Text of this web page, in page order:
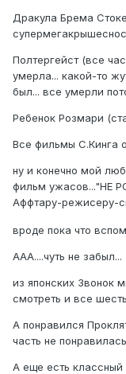
Дракула Брема
Полтергейст (все
умерла... какой-то
был... все умерли
Ребенок Розмари
Все фильмы С.Кинга
ну и конечно мой
фильм ужасов..."НЕ
Аффтару-режисеру-
вроде пока что
ААА....чуть не забыл...
из японских Звонок
смотреть и все
А понравился
часть не
А еще есть классный